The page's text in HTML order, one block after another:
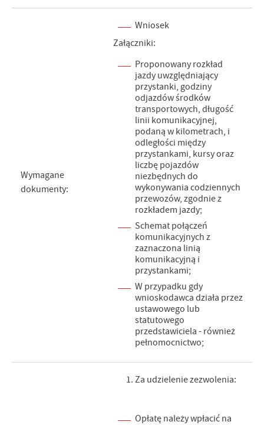
Wymagane
dokumenty:
Wniosek
Załączniki:
Proponowany rozkład
jazdy uwzględniający
przystanki, godziny
odjazdów środków
transportowych, długość
linii komunikacyjnej,
podaną w kilometrach, i
odległości między
przystankami, kursy oraz
liczbę pojazdów
niezbędnych do
wykonywania codziennych
przewozów, zgodnie z
rozkładem jazdy;
Schemat połączeń
komunikacyjnych z
zaznaczona linią
komunikacyjną i
przystankami;
W przypadku gdy
wnioskodawca działa przez
ustawowego lub
statutowego
przedstawiciela - również
pełnomocnictwo;
Za udzielenie zezwolenia:
Opłatę należy wpłacić na